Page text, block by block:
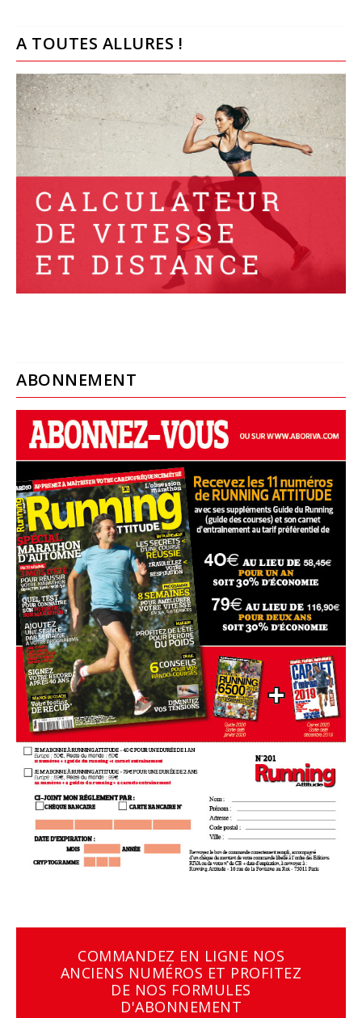
A TOUTES ALLURES !
ABONNEMENT
COMMANDEZ EN LIGNE NOS
ANCIENS NUMÉROS ET PROFITEZ
DE NOS FORMULES
D'ABONNEMENT